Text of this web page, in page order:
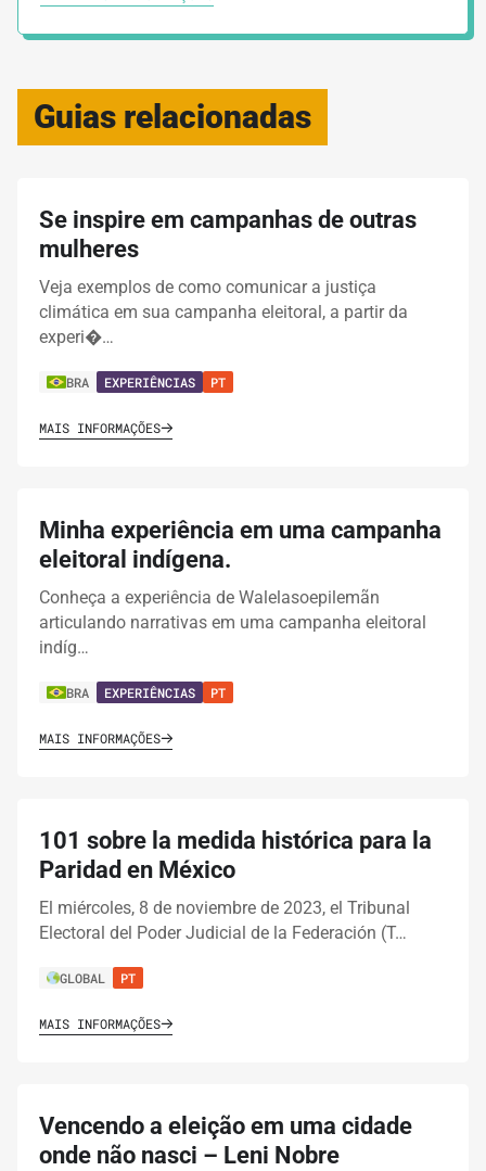
Guias relacionadas
Se inspire em campanhas de outras
mulheres
Veja exemplos de como comunicar a justiça
climática em sua campanha eleitoral, a partir da
experi�…
BRA EXPERIÊNCIAS PT
MAIS INFORMAÇÕES
Minha experiência em uma campanha
eleitoral indígena.
Conheça a experiência de Walelasoepilemãn
articulando narrativas em uma campanha eleitoral
indíg…
BRA EXPERIÊNCIAS PT
MAIS INFORMAÇÕES
101 sobre la medida histórica para la
Paridad en México
El miércoles, 8 de noviembre de 2023, el Tribunal
Electoral del Poder Judicial de la Federación (T…
GLOBAL PT
MAIS INFORMAÇÕES
Vencendo a eleição em uma cidade
onde não nasci – Leni Nobre